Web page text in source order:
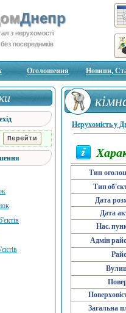
Днепр
з нерухомості
посередників
Оголошення Новини,
Нерухомість у
Тип
Тип
Дата
Дата
Нас.
Адмін
Загальна